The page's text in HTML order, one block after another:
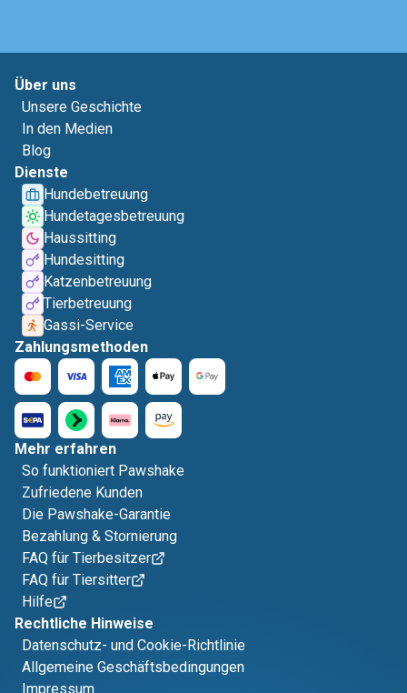
Über uns
Unsere Geschichte
In den Medien
Blog
Dienste
Hundebetreuung
Hundetagesbetreuung
Haussitting
Hundesitting
Katzenbetreuung
Tierbetreuung
Gassi-Service
Zahlungsmethoden
Mehr erfahren
So funktioniert Pawshake
Zufriedene Kunden
Die Pawshake-Garantie
Bezahlung & Stornierung
FAQ für Tierbesitzer
FAQ für Tiersitter
Hilfe
Rechtliche Hinweise
Datenschutz- und Cookie-Richtlinie
Allgemeine Geschäftsbedingungen
Impressum